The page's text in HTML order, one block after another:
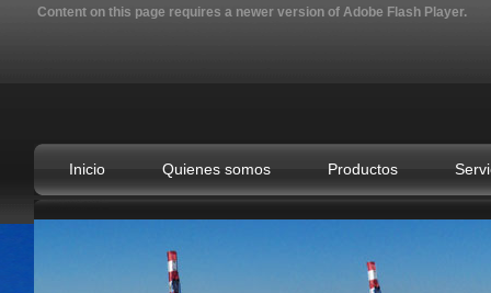
Content on this page requires a newer version of Adobe Flash Player.
Inicio Quienes somos Productos